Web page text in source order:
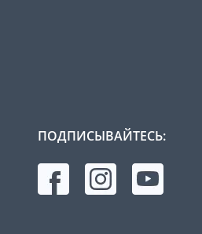
ПОДПИСЫВАЙТЕСЬ: